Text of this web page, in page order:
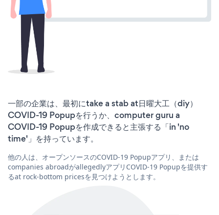
一部の企業は、最初にtake a stab at日曜大工（diy）
COVID-19 Popupを行うか、computer guru a
COVID-19 Popupを作成できると主張する「in 'no
time'」を持っています。
他の人は、オープンソースのCOVID-19 Popupアプリ、または
companies abroadがallegedlyアプリCOVID-19 Popupを提供す
るat rock-bottom pricesを見つけようとします。